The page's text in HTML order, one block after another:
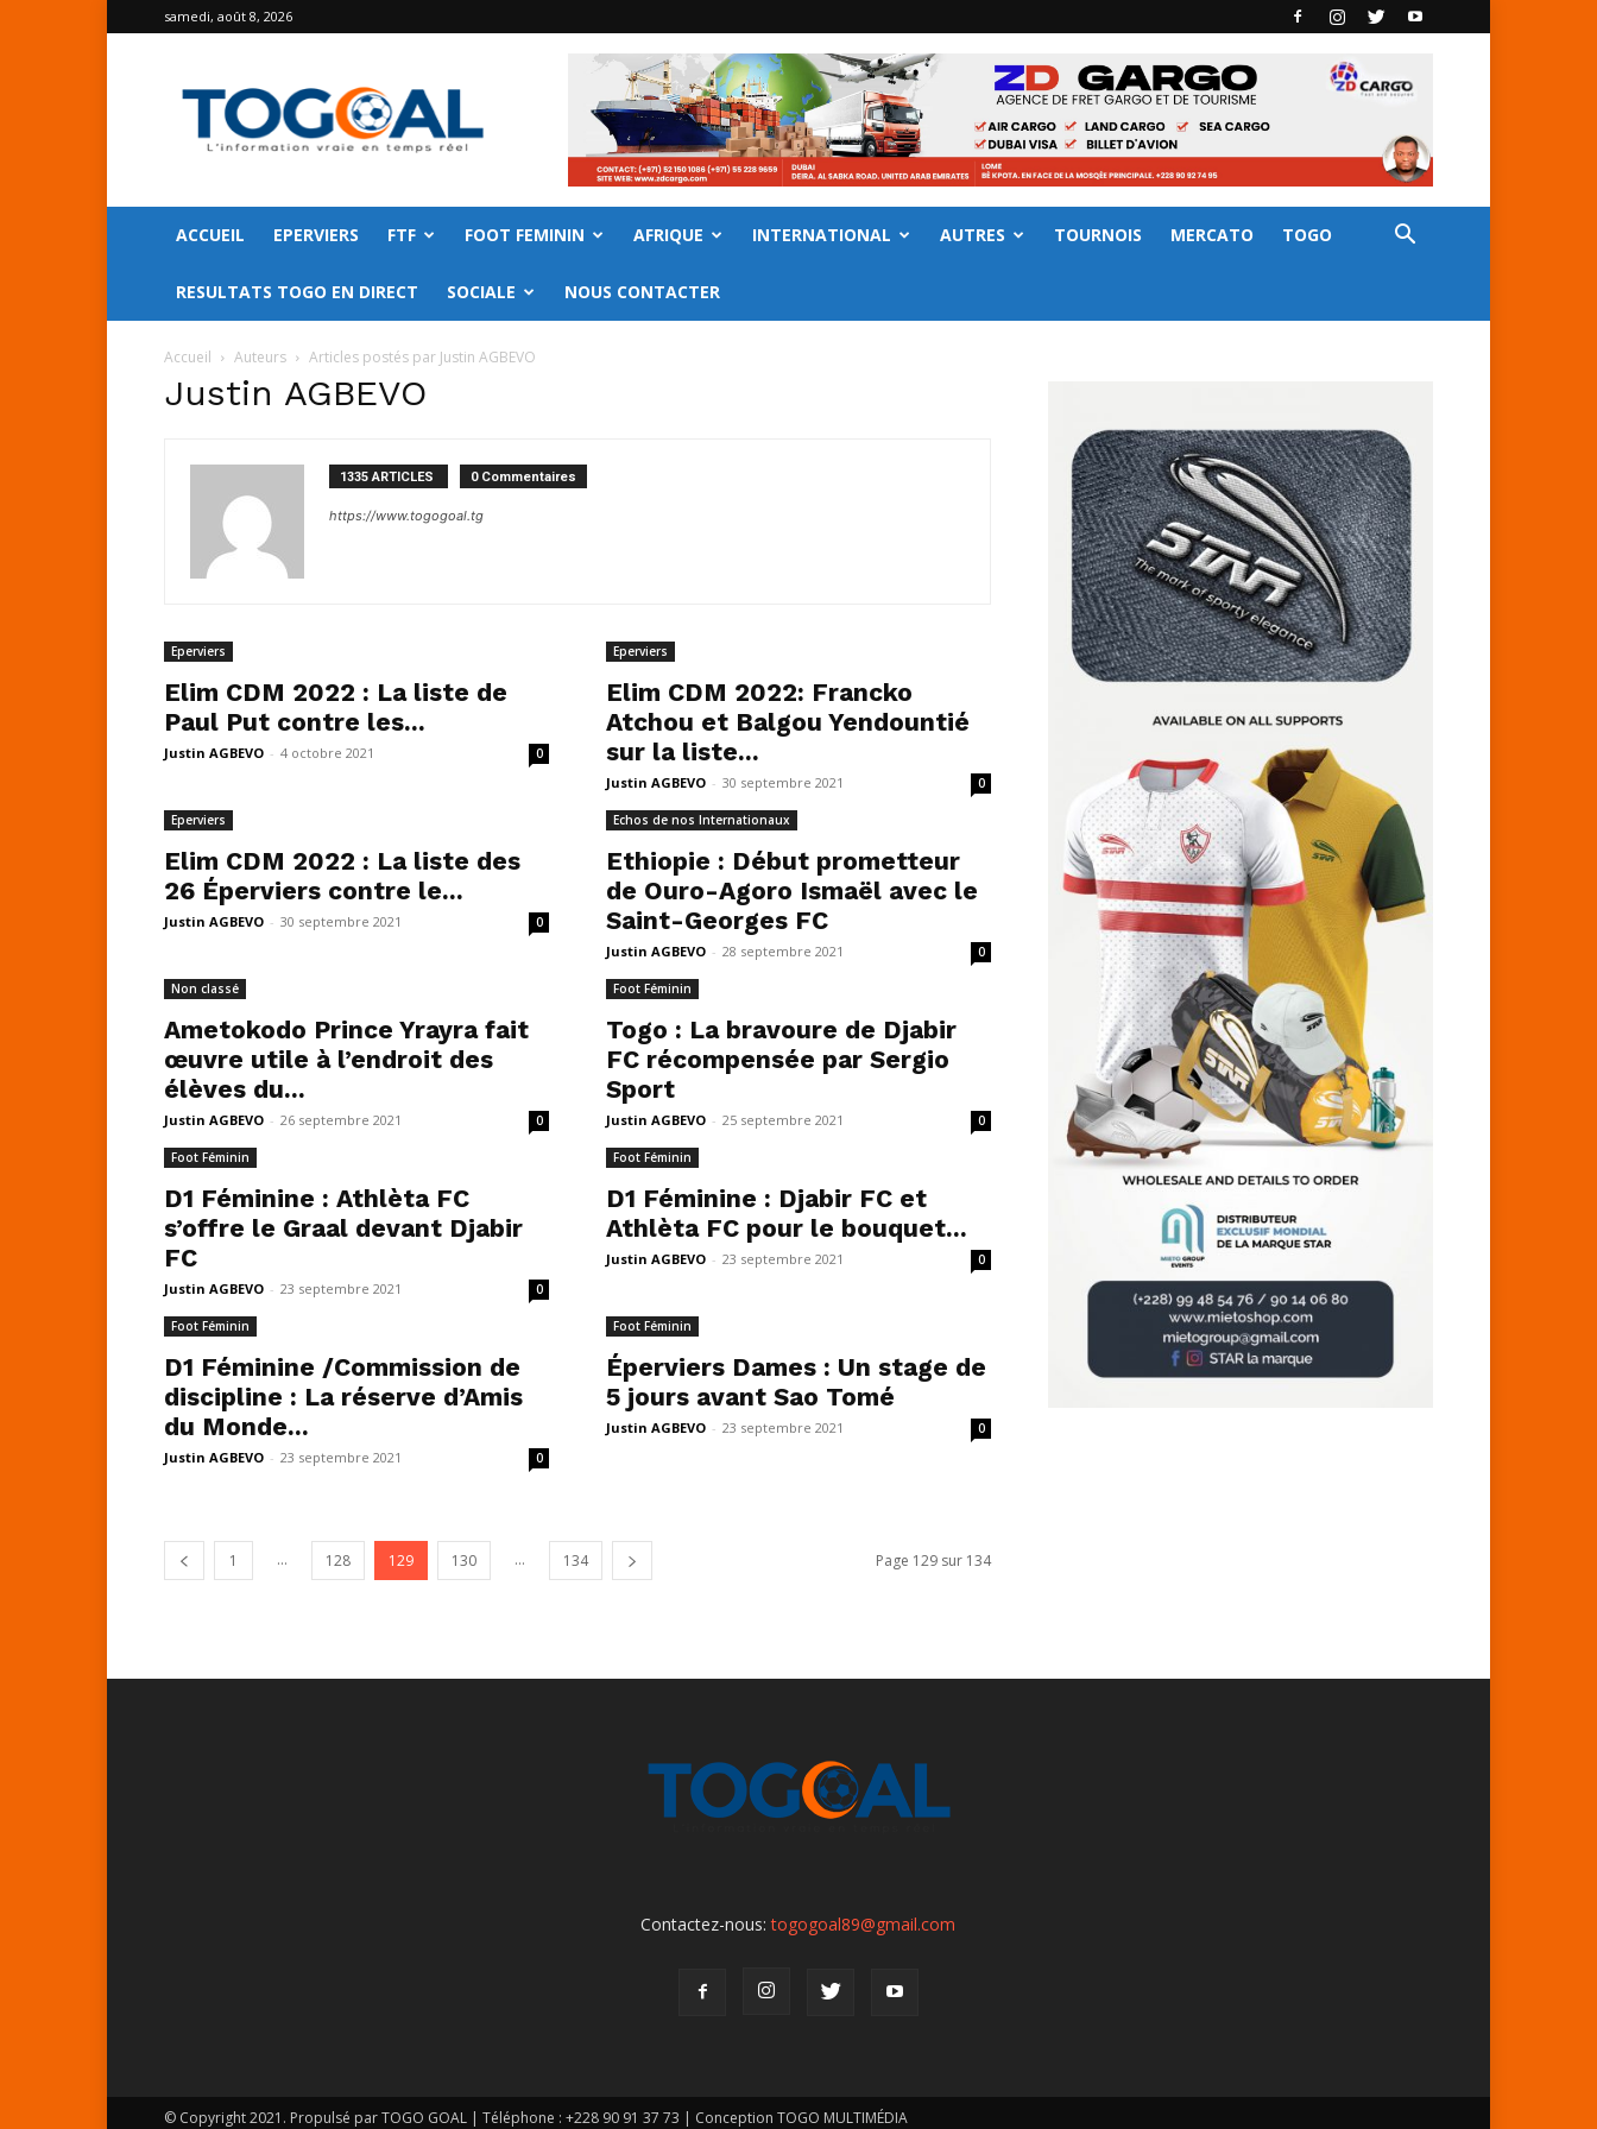
samedi, août 8, 2026
GOAL
ACCUEIL EPERVIERS FTF FOOT FEMININ AFRIQUE INTERNATIONAL AUTRES TOURNOIS MERCATO TOGO
RESULTATS TOGO EN DIRECT SOCIALE NOUS CONTACTER
Accueil Auteurs Articles postés par Justin AGBEVO
Justin AGBEVO
1335 ARTICLES 0 Commentaires
https://www.togogoal.tg
Eperviers
Elim CDM 2022 : La liste de
Paul Put contre les...
Justin AGBEVO - 4 octobre 2021 0
Eperviers
Elim CDM 2022: Francko
Atchou et Balgou Yendountié
sur la liste...
Justin AGBEVO - 30 septembre 2021 0
Eperviers
Elim CDM 2022 : La liste des
26 Éperviers contre le...
Justin AGBEVO - 30 septembre 2021 0
Echos de nos Internationaux
Ethiopie : Début prometteur
de Ouro-Agoro Ismaël avec le
Saint-Georges FC
Justin AGBEVO - 28 septembre 2021 0
Non classé
Ametokodo Prince Yrayra fait
œuvre utile à l’endroit des
élèves du...
Justin AGBEVO - 26 septembre 2021 0
Foot Féminin
Togo : La bravoure de Djabir
FC récompensée par Sergio
Sport
Justin AGBEVO - 25 septembre 2021 0
Foot Féminin
D1 Féminine : Athlèta FC
s’offre le Graal devant Djabir
FC
Justin AGBEVO - 23 septembre 2021 0
Foot Féminin
D1 Féminine : Djabir FC et
Athlèta FC pour le bouquet...
Justin AGBEVO - 23 septembre 2021 0
Foot Féminin
D1 Féminine /Commission de
discipline : La réserve d’Amis
du Monde...
Justin AGBEVO - 23 septembre 2021 0
Foot Féminin
Éperviers Dames : Un stage de
5 jours avant Sao Tomé
Justin AGBEVO - 23 septembre 2021 0
1 ... 128 129 130 ... 134 Page 129 sur 134
Contactez-nous:togogoal89@gmail.com
© Copyright 2021. Propulsé par TOGO GOAL | Téléphone : +228 90 91 37 73 | Conception TOGO MULTIMÉDIA